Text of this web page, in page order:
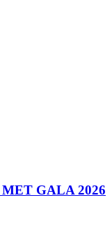
GALA 2026